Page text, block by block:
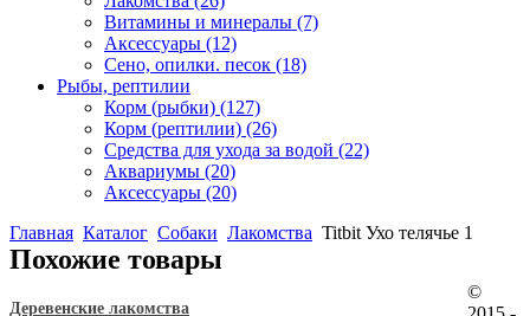
Витамины и минералы (7)
Аксессуары (12)
Сено, опилки. песок (18)
Рыбы, рептилии
Корм (рыбки) (127)
Корм (рептилии) (26)
Средства для ухода за водой (22)
Аквариумы (20)
Аксессуары (20)
Главная Каталог Собаки Лакомства Titbit Ухо телячье 1
Похожие товары
Деревенские лакомства
©